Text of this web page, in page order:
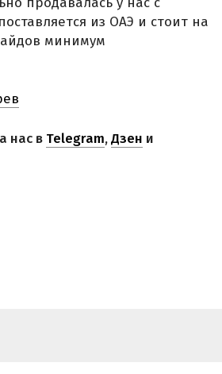
из ОАЭ и стоит на
минимум
нас в Telegram,Дзен и